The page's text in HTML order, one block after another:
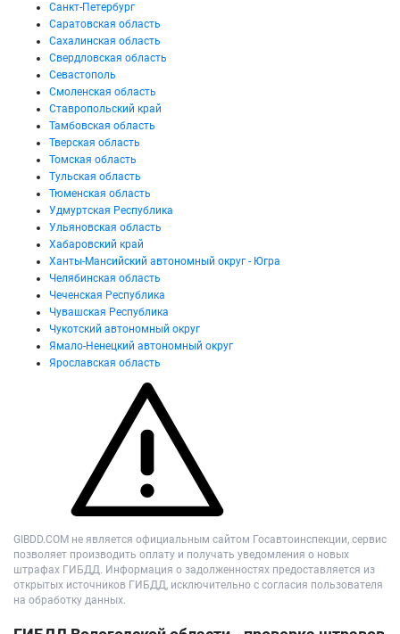
Санкт-Петербург
Саратовская область
Сахалинская область
Свердловская область
Севастополь
Смоленская область
Ставропольский край
Тамбовская область
Тверская область
Томская область
Тульская область
Тюменская область
Удмуртская Республика
Ульяновская область
Хабаровский край
Ханты-Мансийский автономный округ - Югра
Челябинская область
Чеченская Республика
Чувашская Республика
Чукотский автономный округ
Ямало-Ненецкий автономный округ
Ярославская область
GIBDD.COM не является официальным сайтом Госавтоинспекции, сервис
позволяет производить оплату и получать уведомления о новых
штрафах ГИБДД. Информация о задолженностях предоставляется из
открытых источников ГИБДД, исключительно с согласия пользователя
на обработку данных.